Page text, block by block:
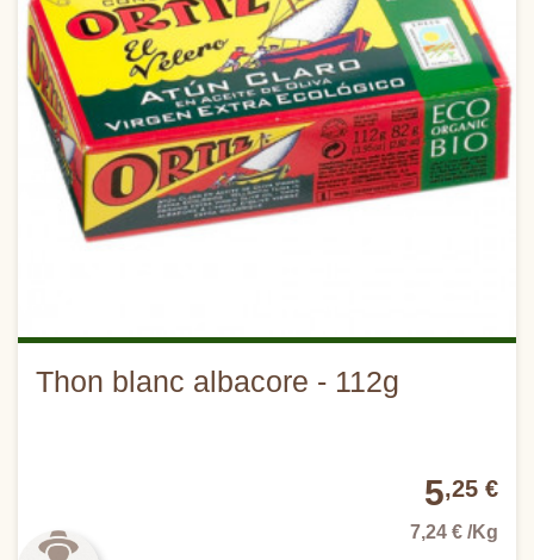
Thon blanc albacore - 112g
5,25 €
7,24 € /Kg